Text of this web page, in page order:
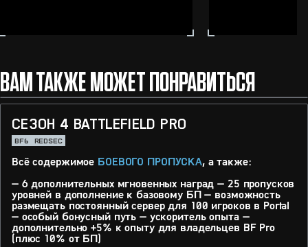
ВАМ ТАКЖЕ МОЖЕТ ПОНРАВИТЬСЯ
СЕЗОН 4 BATTLEFIELD PRO
BF6 REDSEC
Всё содержимое БОЕВОГО ПРОПУСКА, а также:
— 6 дополнительных мгновенных наград — 25 пропусков
уровней в дополнение к базовому БП — возможность
размещать постоянный сервер для 100 игроков в Portal
— особый бонусный путь — ускоритель опыта —
дополнительно +5% к опыту для владельцев BF Pro
(плюс 10% от БП)